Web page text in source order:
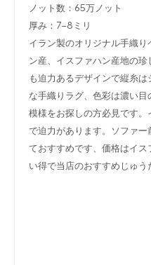
ノット数：65万ノット
厚み：7-8ミリ
イラン製のオリジナル手織
ン産、イスファハン産地の
も迫力あるデザインで縦糸
な手織りラグ、色彩は濃い
模様をお探しの方必見です
で迫力があります。ソファ
ておすすめです、価格はイ
い得で当店のおすすめじゅう